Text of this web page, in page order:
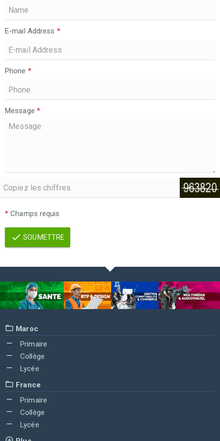
E-mail Address *
Phone *
Message *
* Champs requis
SOUMETTRE
Maroc
Primaire
Collège
Lycée
France
Primaire
Collège
Lycée